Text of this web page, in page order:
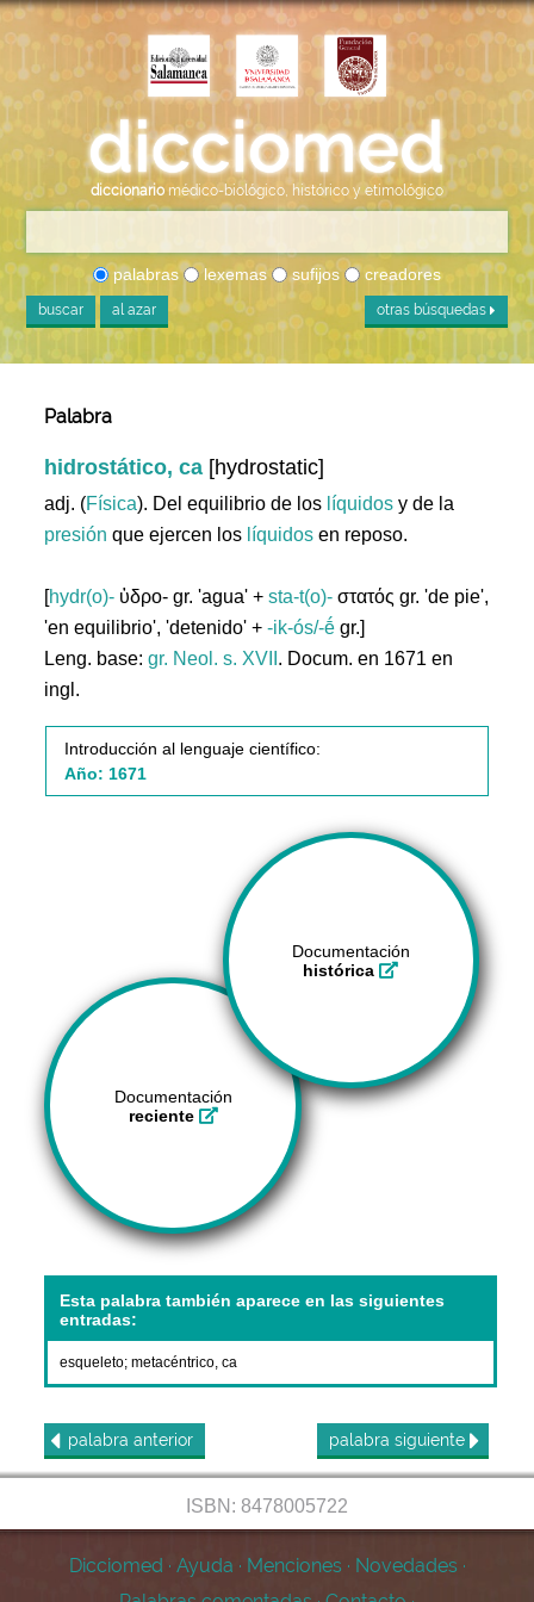
diccionario médico-biológico, histórico y etimológico
palabras lexemas sufijos creadores
buscar al azar otras búsquedas
Palabra
hidrostático, ca [hydrostatic]
adj. (Física). Del equilibrio de los líquidos y de la
presión que ejercen los líquidos en reposo.
[hydr(o)- ὑδρο- gr. 'agua' +sta-t(o)- στατός gr. 'de pie',
'en equilibrio', 'detenido' +-ik-ós/-ḗ gr.]
Leng. base:gr. Neol. s. XVII . Docum. en 1671 en
ingl.
Introducción al lenguaje científico:
Año: 1671
Documentación
histórica
Documentación
reciente
Esta palabra también aparece en las siguientes
entradas:
esqueleto;metacéntrico, ca
palabra anterior palabra siguiente
ISBN: 8478005722
Dicciomed · Ayuda · Menciones · Novedades ·